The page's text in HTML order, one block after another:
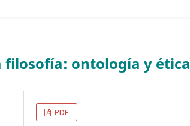
filosofía: ontología y ética
PDF